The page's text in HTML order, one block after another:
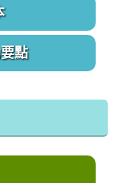
點